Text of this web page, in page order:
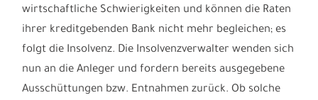
wirtschaftliche Schwierigkeiten und können die Raten
ihrer kreditgebenden Bank nicht mehr begleichen; es
folgt die Insolvenz. Die Insolvenzverwalter wenden sich
nun an die Anleger und fordern bereits ausgegebene
Ausschüttungen bzw. Entnahmen zurück. Ob solche